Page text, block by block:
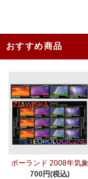
おすすめ商品
ポーランド 2008年気象
700円(税込)